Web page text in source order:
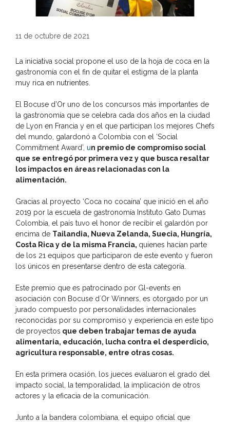
11 de octubre de 2021
La iniciativa social propone el uso de la hoja de coca en la
gastronomía con el fin de quitar el estigma de la planta
muy rica en nutrientes.
El Bocuse d’Or uno de los concursos más importantes de
la gastronomía que se celebra cada dos años en la ciudad
de Lyon en Francia y en el que participan los mejores Chefs
del mundo, galardonó a Colombia con el ‘Social
Commitment Award’, un premio de compromiso social
que se entregó por primera vez y que busca resaltar
los impactos en áreas relacionadas con la
alimentación.
Gracias al proyecto ‘Coca no cocaína’ que inició en el año
2019 por la escuela de gastronomía Instituto Gato Dumas
Colombia, el país tuvo el honor de recibir el galardón por
encima de Tailandia, Nueva Zelanda, Suecia, Hungría,
Costa Rica y de la misma Francia, quienes hacían parte
de los 21 equipos que participaron de este evento y fueron
los únicos en presentarse dentro de esta categoría.
Este premio que es patrocinado por Gl-events en
asociación con Bocuse d´Or Winners, es otorgado por un
jurado compuesto por personalidades internacionales
reconocidas por su compromiso y experiencia en este tipo
de proyectos que deben trabajar temas de ayuda
alimentaria, educación, lucha contra el desperdicio,
agricultura responsable, entre otras cosas.
En esta primera ocasión, los jueces evaluaron el grado del
impacto social, la temporalidad, la implicación de otros
actores y la eficacia de la comunicación.
Junto a la bandera colombiana, el equipo oficial que